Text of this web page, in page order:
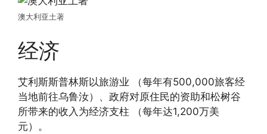
澳大利亚土著
经济
艾利斯斯普林斯以旅游业 （每年有500,000旅客经
当地前往乌鲁汝）、政府对原住民的资助和松树谷
所带来的收入为经济支柱 （每年达1,200万美
元） 。